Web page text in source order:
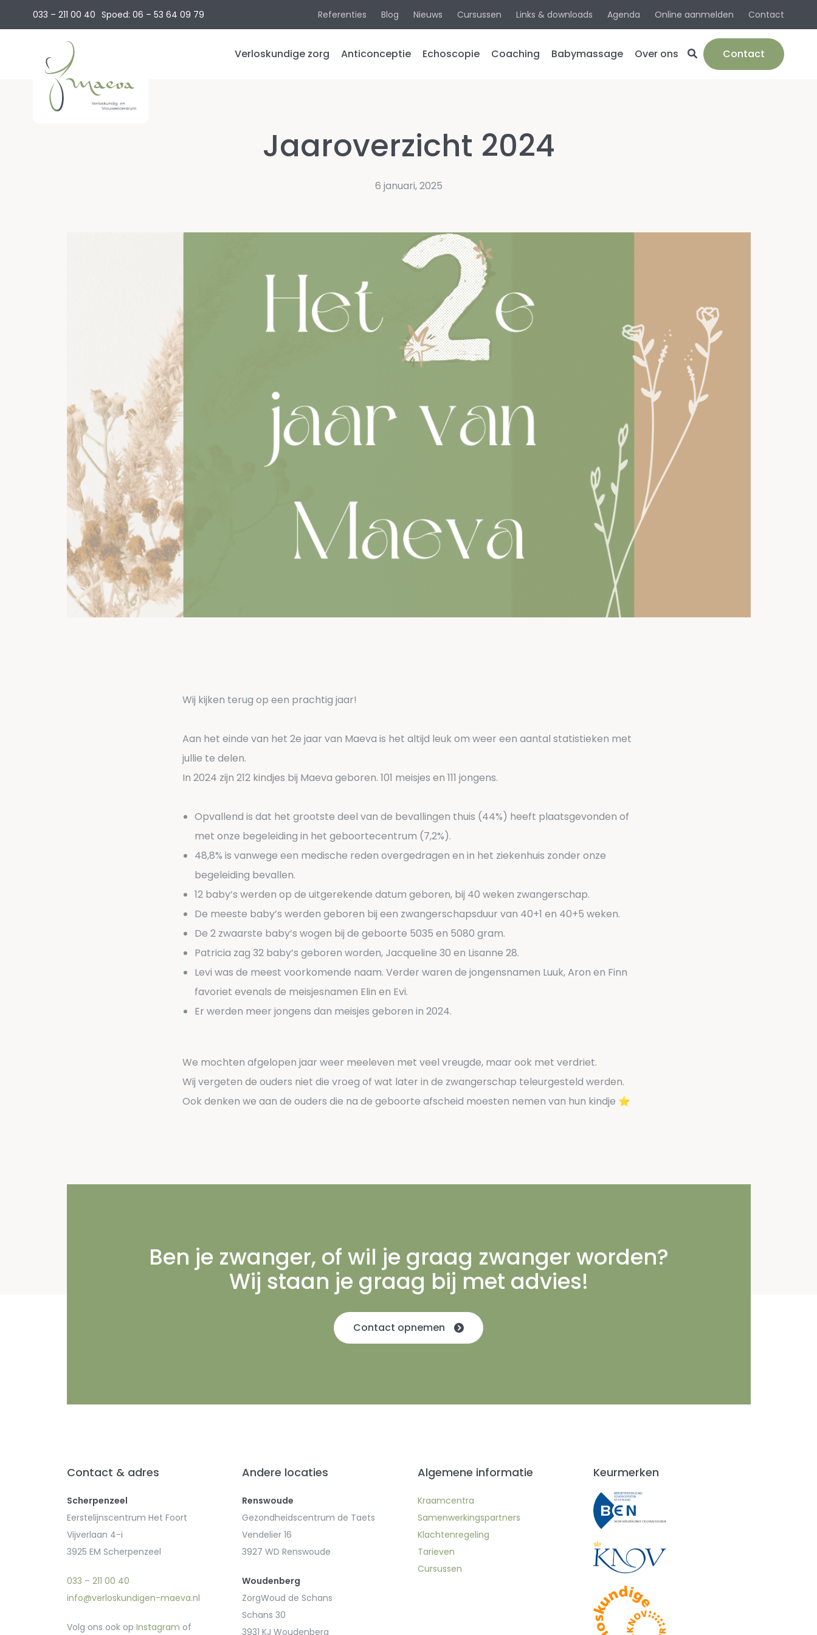
033 – 211 00 40 Spoed: 06 – 53 64 09 79 Referenties Blog Nieuws Cursussen Links & downloads Agenda Online aanmelden Contact
Verloskundige zorg
Bevalling
Anticonceptie Echoscopie
Pretecho’s
Coaching
Verwerken
miskraam/bevalling
Babymassage Over ons
informatie
Contact
Jaaroverzicht 2024
6 januari, 2025
Wij kijken terug op een prachtig jaar!
Aan het einde van het 2e jaar van Maeva is het altijd leuk om weer een aantal statistieken met
jullie te delen.
In 2024 zijn 212 kindjes bij Maeva geboren. 101 meisjes en 111 jongens.
Opvallend is dat het grootste deel van de bevallingen thuis (44%) heeft plaatsgevonden of
met onze begeleiding in het geboortecentrum (7,2%).
48,8% is vanwege een medische reden overgedragen en in het ziekenhuis zonder onze
begeleiding bevallen.
12 baby’s werden op de uitgerekende datum geboren, bij 40 weken zwangerschap.
De meeste baby’s werden geboren bij een zwangerschapsduur van 40+1 en 40+5 weken.
De 2 zwaarste baby’s wogen bij de geboorte 5035 en 5080 gram.
Patricia zag 32 baby’s geboren worden, Jacqueline 30 en Lisanne 28.
Levi was de meest voorkomende naam. Verder waren de jongensnamen Luuk, Aron en Finn
favoriet evenals de meisjesnamen Elin en Evi.
Er werden meer jongens dan meisjes geboren in 2024.
We mochten afgelopen jaar weer meeleven met veel vreugde, maar ook met verdriet.
Wij vergeten de ouders niet die vroeg of wat later in de zwangerschap teleurgesteld werden.
Ook denken we aan de ouders die na de geboorte afscheid moesten nemen van hun kindje ⭐️️
Ben je zwanger, of wil je graag zwanger worden?
Wij staan je graag bij met advies!
Contact opnemen
Contact & adres
Scherpenzeel
Eerstelijnscentrum Het Foort
Vijverlaan 4-i
3925 EM Scherpenzeel
033 – 211 00 40
info@verloskundigen-maeva.nl
Volg ons ook op Instagram of
Andere locaties
Renswoude
Gezondheidscentrum de Taets
Vendelier 16
3927 WD Renswoude
Woudenberg
ZorgWoud de Schans
Schans 30
3931 KJ Woudenberg
Algemene informatie
Kraamcentra
Samenwerkingspartners
Klachtenregeling
Tarieven
Cursussen
Keurmerken